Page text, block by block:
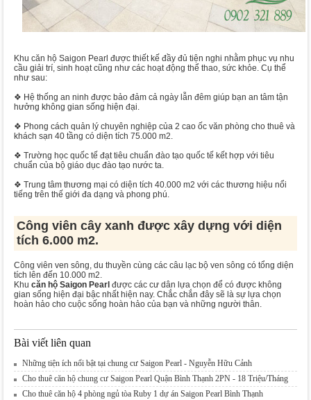
Khu căn hộ Saigon Pearl được thiết kế đầy đủ tiện nghi nhằm phục vụ nhu
cầu giải trí, sinh hoạt cũng như các hoạt động thể thao, sức khỏe. Cụ thể
như sau:
❖ Hệ thống an ninh được bảo đảm cả ngày lẫn đêm giúp bạn an tâm tận
hưởng không gian sống hiện đại.
❖ Phong cách quản lý chuyên nghiệp của 2 cao ốc văn phòng cho thuê và
khách sạn 40 tầng có diện tích 75.000 m2.
❖ Trường học quốc tế đạt tiêu chuẩn đào tạo quốc tế kết hợp với tiêu
chuẩn của bộ giáo dục đào tạo nước ta.
❖ Trung tâm thương mại có diện tích 40.000 m2 với các thương hiệu nổi
tiếng trên thế giới đa dạng và phong phú.
Công viên cây xanh được xây dựng với diện
tích 6.000 m2.
Công viên ven sông, du thuyền cùng các câu lạc bộ ven sông có tổng diện
tích lên đến 10.000 m2.
Khu căn hộ Saigon Pearl được các cư dân lựa chọn để có được không
gian sống hiện đại bậc nhất hiện nay. Chắc chắn đây sẽ là sự lựa chọn
hoàn hảo cho cuộc sống hoàn hảo của bạn và những người thân.
Bài viết liên quan
Những tiện ích nổi bật tại chung cư Saigon Pearl - Nguyễn Hữu Cảnh
Cho thuê căn hộ chung cư Saigon Pearl Quận Bình Thạnh 2PN - 18 Triệu/Tháng
Cho thuê căn hộ 4 phòng ngủ tòa Ruby 1 dự án Saigon Pearl Bình Thạnh